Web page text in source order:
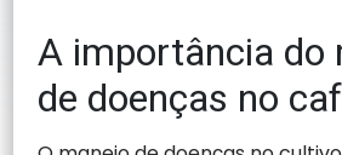
A importância do
de doenças no